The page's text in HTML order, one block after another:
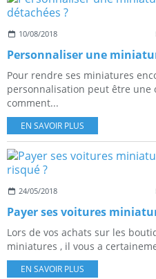
10/08/2018
Pour rendre ses miniatures
personnalisation peut être une
comment...
EN SAVOIR PLUS
24/05/2018
Lors de vos achats sur les
miniatures , il vous a
EN SAVOIR PLUS